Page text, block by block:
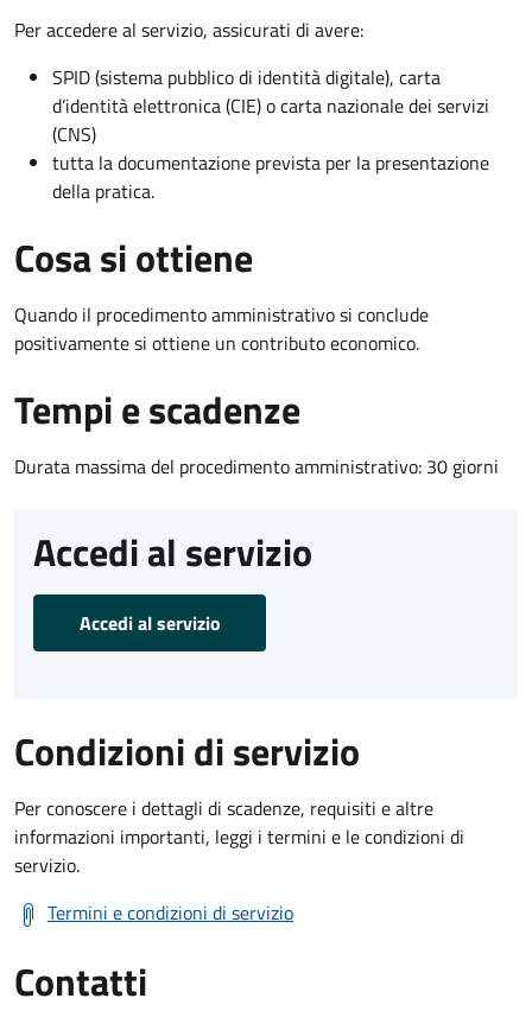
Per accedere al servizio, assicurati di avere:
SPID (sistema pubblico di identità digitale), carta
d’identità elettronica (CIE) o carta nazionale dei servizi
(CNS)
tutta la documentazione prevista per la presentazione
della pratica.
Cosa si ottiene
Quando il procedimento amministrativo si conclude
positivamente si ottiene un contributo economico.
Tempi e scadenze
Durata massima del procedimento amministrativo: 30 giorni
Accedi al servizio
Accedi al servizio
Condizioni di servizio
Per conoscere i dettagli di scadenze, requisiti e altre
informazioni importanti, leggi i termini e le condizioni di
servizio.
Termini e condizioni di servizio
Contatti